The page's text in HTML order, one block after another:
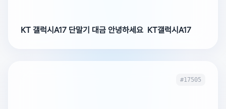
KT 갤럭시A17 단말기 대금 안녕하세요 KT갤럭시A17
#17505